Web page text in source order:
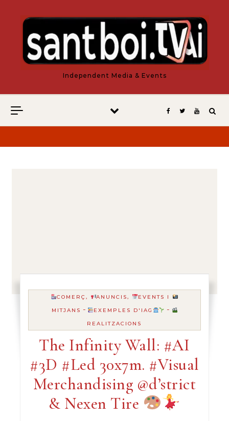
Independent Media & Events
COMERÇ, ANUNCIS,
EVENTS I
MITJANS - EXEMPLES D'IAG -
REALITZACIONS
The Infinity Wall: #AI
#3D #Led 30x7m. #Visual
Merchandising @d’strict
& Nexen Tire